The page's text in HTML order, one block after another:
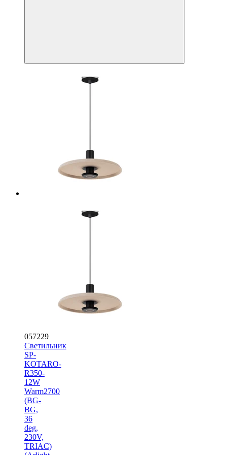
057229
Светильник
SP-
KOTARO-
R350-
12W
Warm2700
(BG-
BG,
36
deg,
230V,
TRIAC)